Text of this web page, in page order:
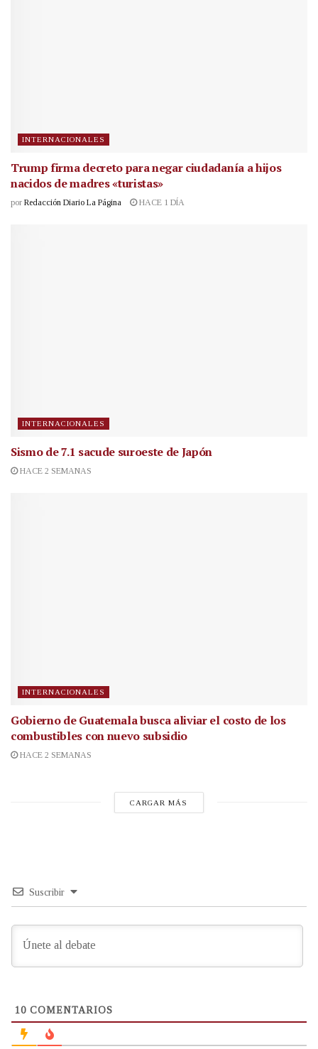
INTERNACIONALES
Trump firma decreto para negar ciudadanía a hijos
nacidos de madres «turistas»
por Redacción Diario La Página HACE 1 DÍA
INTERNACIONALES
Sismo de 7.1 sacude suroeste de Japón
HACE 2 SEMANAS
INTERNACIONALES
Gobierno de Guatemala busca aliviar el costo de los
combustibles con nuevo subsidio
HACE 2 SEMANAS
CARGAR MÁS
Suscribir
10 COMENTARIOS